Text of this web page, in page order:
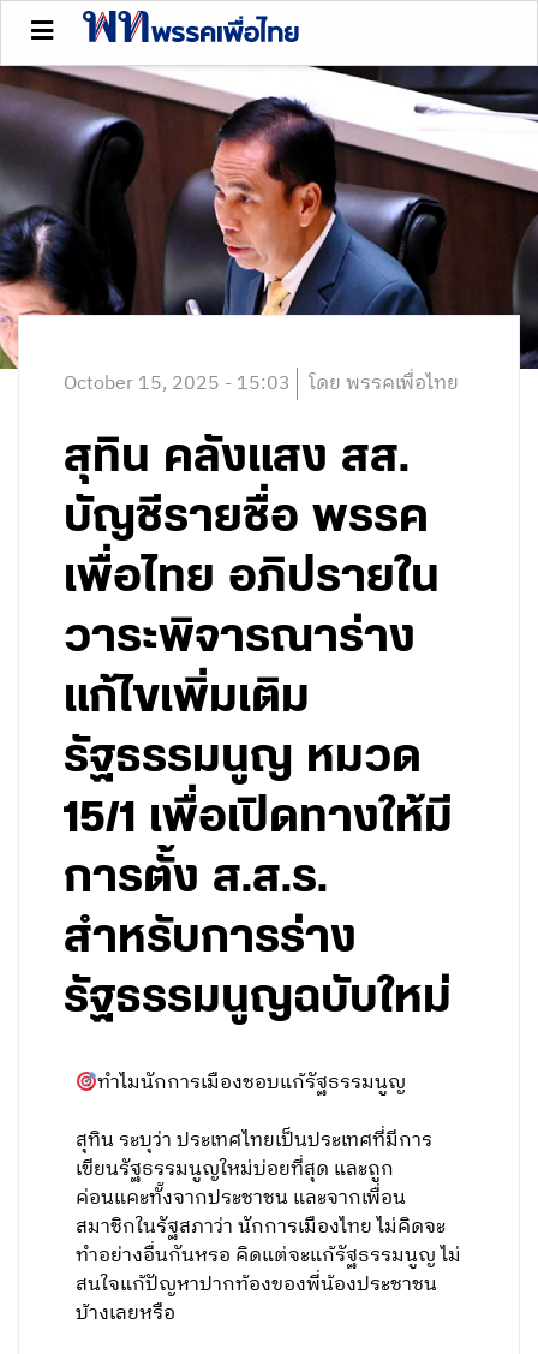
October 15, 2025 - 15:03 โดย พรรคเพื่อไทย
สุทิน คลังแสง สส.
บัญชีรายชื่อ พรรค
เพื่อไทย อภิปรายใน
วาระพิจารณาร่าง
แก้ไขเพิ่มเติม
รัฐธรรมนูญ หมวด
15/1 เพื่อเปิดทางให้มี
การตั้ง ส.ส.ร.
สำหรับการร่าง
รัฐธรรมนูญฉบับใหม่
ทำไมนักการเมืองชอบแก้รัฐธรรมนูญ
สุทิน ระบุว่า ประเทศไทยเป็นประเทศที่มีการ
เขียนรัฐธรรมนูญใหม่บ่อยที่สุด และถูก
ค่อนแคะทั้งจากประชาชน และจากเพื่อน
สมาชิกในรัฐสภาว่า นักการเมืองไทย ไม่คิดจะ
ทำอย่างอื่นกันหรอ คิดแต่จะแก้รัฐธรรมนูญ ไม่
สนใจแก้ปัญหาปากท้องของพี่น้องประชาชน
บ้างเลยหรือ